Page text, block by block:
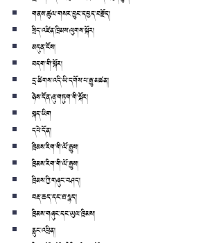
གནས་ཚུལ་གསར་བྱུང་དཔྱད་བརྗོད།
སྲིད་འཛིན་ཁྲིམས་ལུགས་སྐོར།
མདུན་ངོས།
བདག་གི་སྐོར།
དྲ་ཚིགས་འདི་ཡི་དགོས་པ་རྒྱུ་མཚན།
ཉེས་དོན་ཞུ་གཏུག་གི་སྐོར།
སྐད་ཡིག
དཔེ་དོན།
ཁྲིམས་རིག་གི་ལོ་རྒྱུས།
ཁྲིམས་རིག་གི་ལོ་རྒྱུས།
ཁྲིམས་ཀྱི་གཞུང་བཤད།
བརྡ་ཆད་དང་ཐ་སྙད།
ཁྲིམས་གཞུང་དང་ཡུལ་ཁྲིམས།
རླུང་འཕྲིན།